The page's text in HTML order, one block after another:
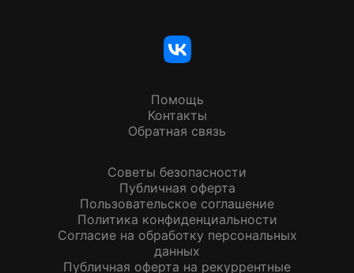
Помощь
Контакты
Обратная связь
Советы безопасности
Публичная оферта
Пользовательское соглашение
Политика конфиденциальности
Согласие на обработку персональных
данных
Публичная оферта на рекуррентные